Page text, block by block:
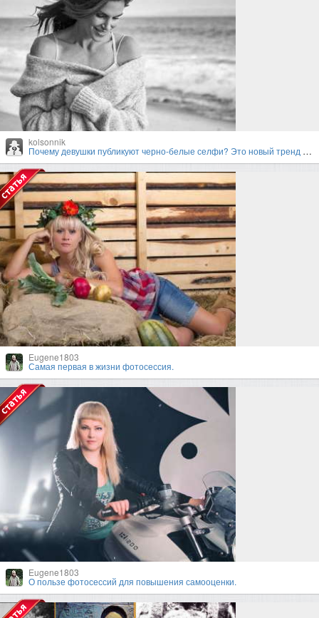
kolsonnik
Почему девушки публикуют черно-белые селфи? Это новый тренд в Instagram
Eugene1803
Самая первая в жизни фотосессия.
Eugene1803
О пользе фотосессий для повышения самооценки.